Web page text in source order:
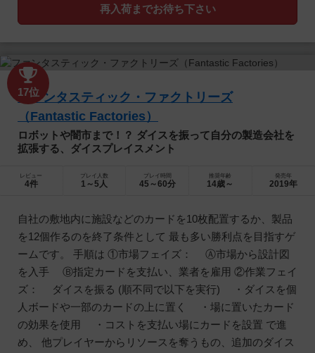
再入荷までお待ち下さい
17位
ファンタスティック・ファクトリーズ
（Fantastic Factories）
ロボットや闇市まで！？ ダイスを振って自分の製造会社を
拡張する、ダイスプレイスメント
レビュー
4件
プレイ人数
1～5人
プレイ時間
45～60分
推奨年齢
14歳～
発売年
2019年
自社の敷地内に施設などのカードを10枚配置するか、製品
を12個作るのを終了条件として 最も多い勝利点を目指すゲ
ームです。 手順は ①市場フェイズ： Ⓐ市場から設計図
を入手 Ⓑ指定カードを支払い、業者を雇用 ②作業フェイ
ズ： ダイスを振る (順不同で以下を実行) ・ダイスを個
人ボードや一部のカードの上に置く ・場に置いたカード
の効果を使用 ・コストを支払い場にカードを設置 で進
め、 他プレイヤーからリソースを奪うもの、追加のダイス